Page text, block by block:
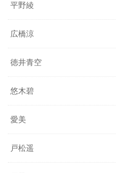
平野綾
広橋涼
徳井青空
悠木碧
愛美
戸松遥